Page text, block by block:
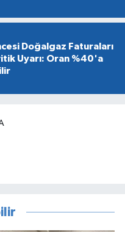
Doğalgaz Faturaları
Uyarı: Oran %40'a